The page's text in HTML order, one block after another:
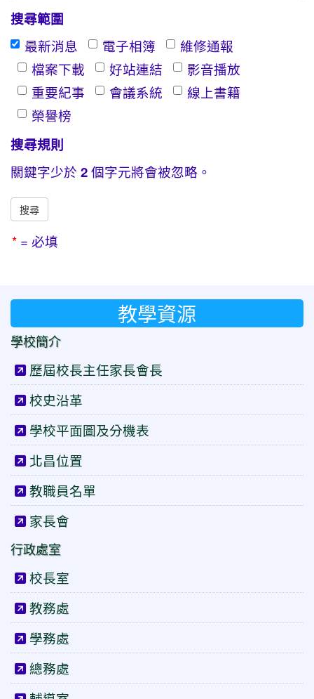
搜尋範圍
最新消息 電子相簿
維修通報
檔案下載
好站連結
影音播放
重要紀事
會議系統
線上書籍
榮譽榜
搜尋規則
關鍵字少於 2個字元將會被忽略。
* = 必填
教學資源
學校簡介
歷屆校長主任家長會長
校史沿革
學校平面圖及分機表
北昌位置
教職員名單
家長會
行政處室
校長室
教務處
學務處
總務處